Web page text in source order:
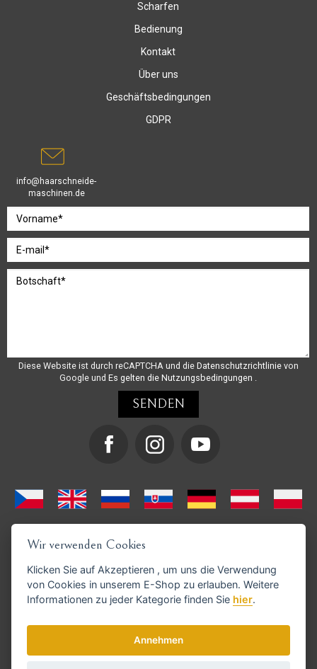
Scharfen
Bedienung
Kontakt
Über uns
Geschäftsbedingungen
GDPR
info@haarschneide-
maschinen.de
Diese Website ist durch reCAPTCHA und die Datenschutzrichtlinie von
Google und Es gelten die Nutzungsbedingungen .
GoPay-Zahlungen möglich
Wir verwenden Cookies
Klicken Sie auf Akzeptieren , um uns die Verwendung
von Cookies in unserem E-Shop zu erlauben. Weitere
Informationen zu jeder Kategorie finden Sie hier.
Annehmen